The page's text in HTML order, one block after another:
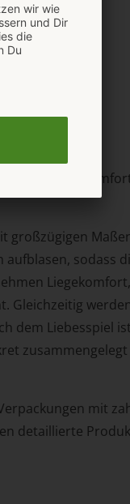
– für
großzügigen
sodass
Gleichzeitig
dem Liebesspiel
mit
detaillierte